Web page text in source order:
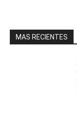
MAS RECIENTES